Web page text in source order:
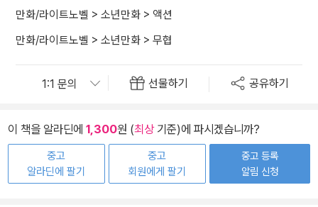
만화/라이트노벨 > 소년만화 > 액션
만화/라이트노벨 > 소년만화 > 무협
선물하기 공유하기
이 책을 알라딘에 1,300원 (최상기준)에 파시겠습니까?
중고
알라딘에 팔기
중고
회원에게 팔기
중고 등록
알림 신청